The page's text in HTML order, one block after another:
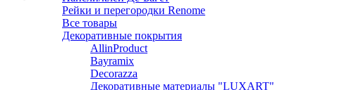
Рейки и перегородки Renome
Все товары
Декоративные покрытия
AllinProduct
Bayramix
Decorazza
Декоративные материалы "LUXART"